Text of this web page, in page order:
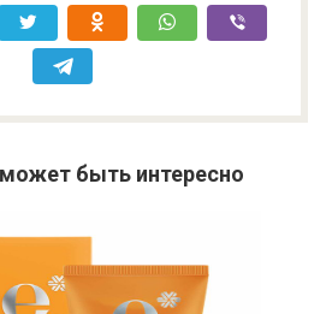
быть интересно